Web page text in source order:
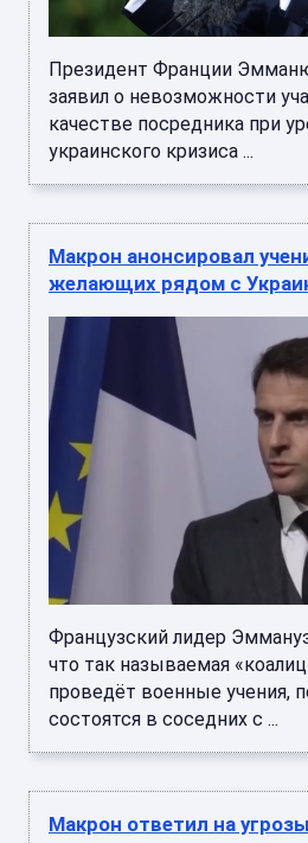
Президент Франции
заявил о невозможности
качестве посредника при
украинского кризиса ...
Макрон анонсировал
желающих рядом с
Французский лидер
что так называемая
проведёт военные учения,
состоятся в соседних с ...
Макрон ответил на